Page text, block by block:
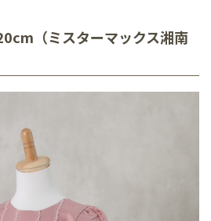
（ミスターマックス湘南